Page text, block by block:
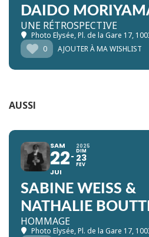
DAIDO
UNE RÉTROSPECTIVE
Photo Elysée, Pl. de la Gare 17,
0
AJOUTER À MA WISHLIST
AUSSI
SAM
22
JUI
2025
DIM
23
FEV
SABINE WEISS &
NATHALIE
HOMMAGE
Photo Elysée, Pl. de la Gare 17,